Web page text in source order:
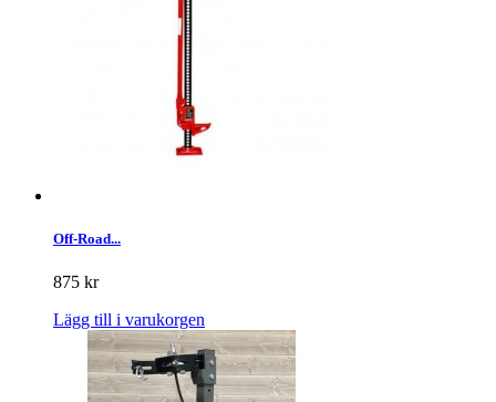
Off-Road...
875 kr
Lägg till i varukorgen